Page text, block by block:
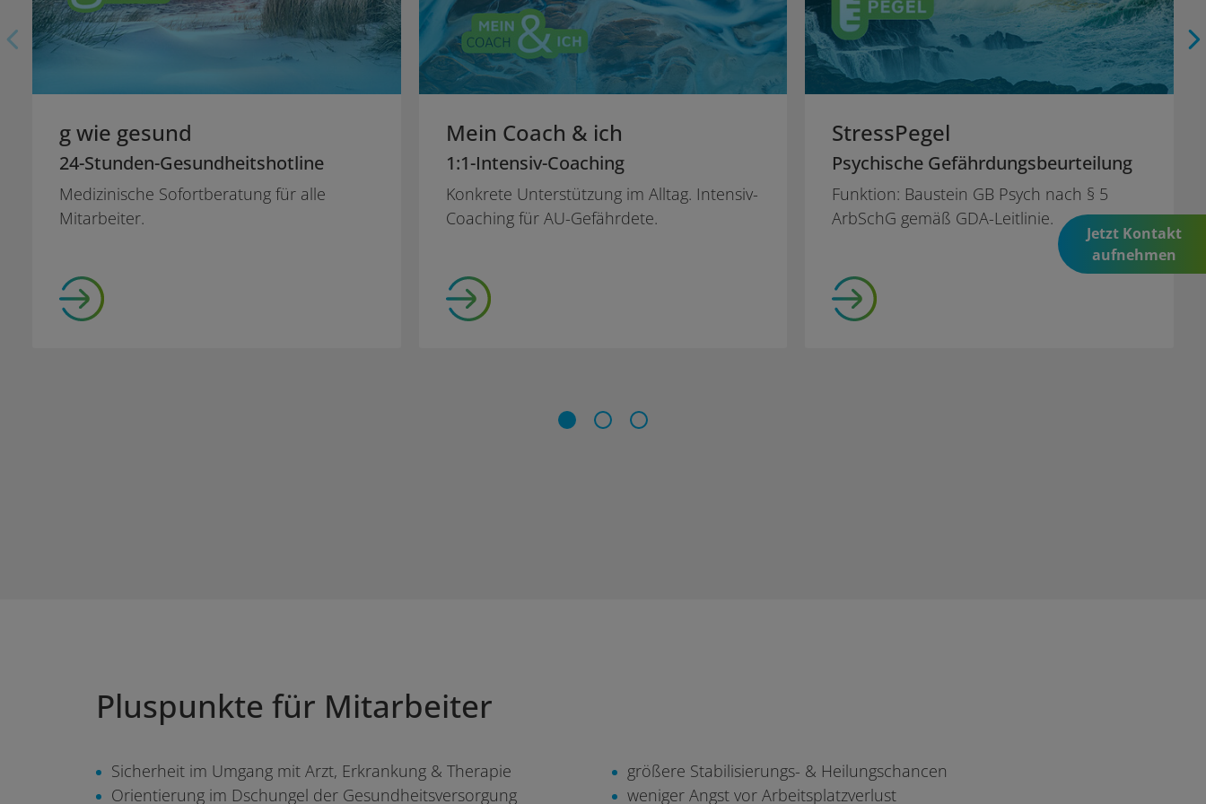
g wie gesund
24-Stunden-Gesundheitshotline
Medizinische Sofortberatung für alle
Mitarbeiter.
Mein Coach & ich
1:1-Intensiv-Coaching
Konkrete Unterstützung im Alltag. Intensiv-
Coaching für AU-Gefährdete.
StressPegel
Psychische Gefährdungsbeurteilung
Funktion: Baustein GB Psych nach § 5
ArbSchG gemäß GDA-Leitlinie.
Pluspunkte für Mitarbeiter
Sicherheit im Umgang mit Arzt, Erkrankung & Therapie
Orientierung im Dschungel der Gesundheitsversorgung
größere Stabilisierungs- & Heilungschancen
weniger Angst vor Arbeitsplatzverlust
Jetzt Kontakt
aufnehmen